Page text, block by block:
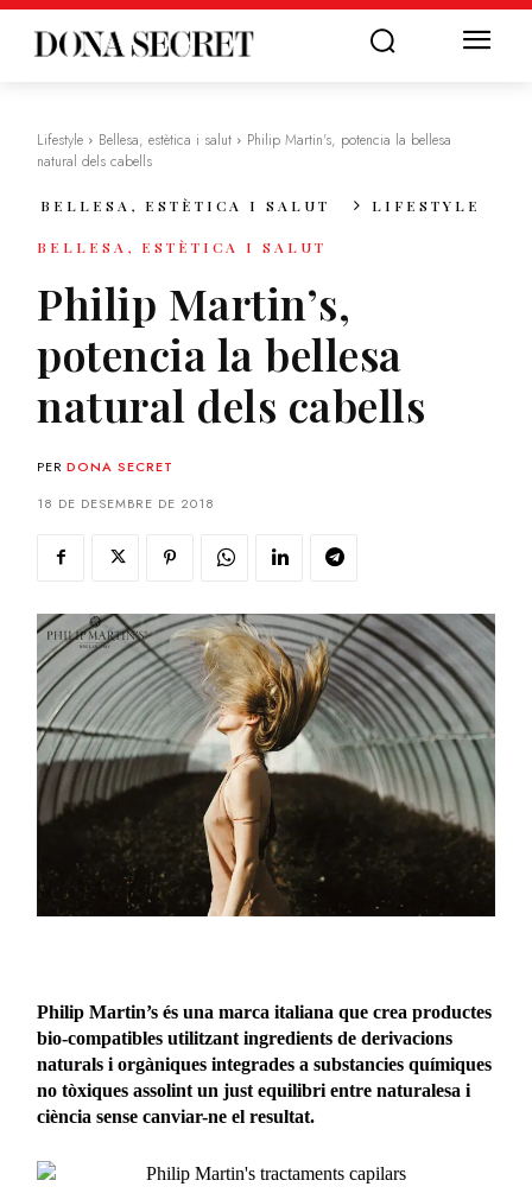
Lifestyle Bellesa, estètica i salut
Philip Martin's, potencia la bellesa
natural dels cabells
BELLESA, ESTÈTICA I SALUT LIFESTYLE
BELLESA, ESTÈTICA I SALUT
Philip Martin’s,
potencia la bellesa
natural dels cabells
PER DONA SECRET
18 DE DESEMBRE DE 2018
Philip Martin’s és una marca italiana que crea productes
bio-compatibles utilitzant ingredients de derivacions
naturals i orgàniques integrades a substancies químiques
no tòxiques assolint un just equilibri entre naturalesa i
ciència sense canviar-ne el resultat.